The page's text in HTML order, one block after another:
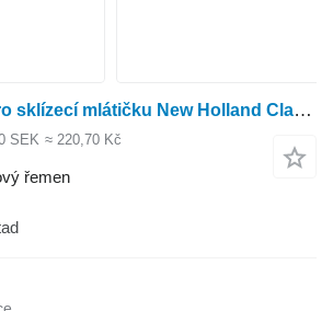
Klínový řemen pro sklízecí mlátičku New Holland Clayson 8070
SEK ≈ 220,70 Kč
řemen